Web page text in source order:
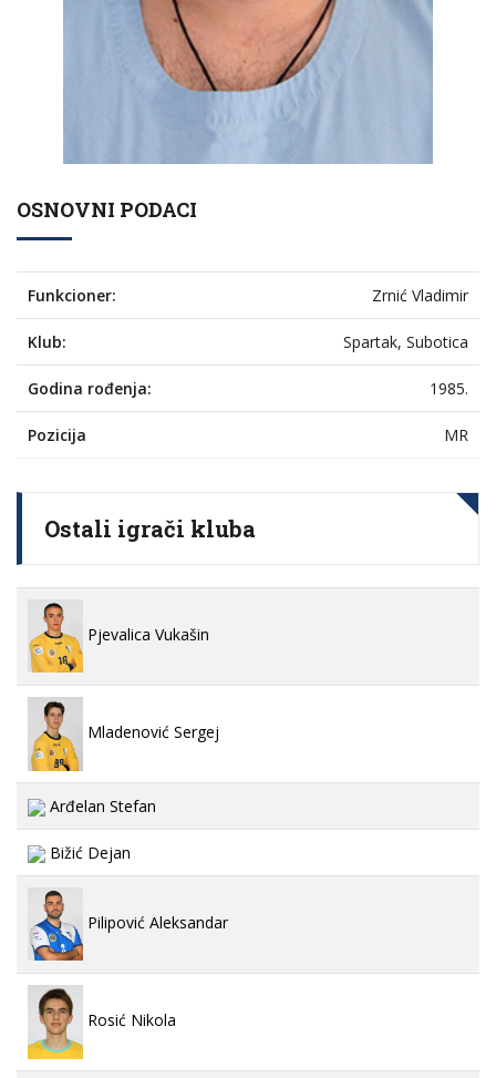
OSNOVNI PODACI
Funkcioner: Zrnić Vladimir
Klub: Spartak, Subotica
Godina rođenja: 1985.
Pozicija MR
Ostali igrači kluba
Pjevalica Vukašin
Mladenović Sergej
Arđelan Stefan
Bižić Dejan
Pilipović Aleksandar
Rosić Nikola